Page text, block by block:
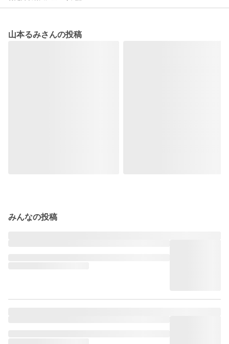
山本るみさんの投稿
みんなの投稿